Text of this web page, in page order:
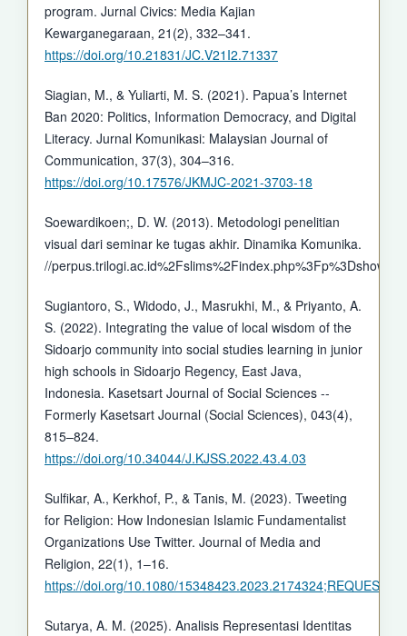
program. Jurnal Civics: Media Kajian
Kewarganegaraan, 21(2), 332–341.
https://doi.org/10.21831/JC.V21I2.71337
Siagian, M., & Yuliarti, M. S. (2021). Papua’s Internet
Ban 2020: Politics, Information Democracy, and Digital
Literacy. Jurnal Komunikasi: Malaysian Journal of
Communication, 37(3), 304–316.
https://doi.org/10.17576/JKMJC-2021-3703-18
Soewardikoen;, D. W. (2013). Metodologi penelitian
visual dari seminar ke tugas akhir. Dinamika Komunika.
//
Sugiantoro, S., Widodo, J., Masrukhi, M., & Priyanto, A.
S. (2022). Integrating the value of local wisdom of the
Sidoarjo community into social studies learning in junior
high schools in Sidoarjo Regency, East Java,
Indonesia. Kasetsart Journal of Social Sciences --
Formerly Kasetsart Journal (Social Sciences), 043(4),
815–824.
https://doi.org/10.34044/J.KJSS.2022.43.4.03
Sulfikar, A., Kerkhof, P., & Tanis, M. (2023). Tweeting
for Religion: How Indonesian Islamic Fundamentalist
Organizations Use Twitter. Journal of Media and
Religion, 22(1), 1–16.
https://doi.org/10.1080/
Sutarya, A. M. (2025). Analisis Representasi Identitas